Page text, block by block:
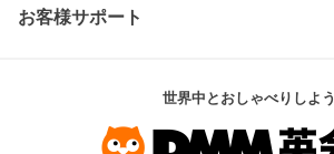
お客様サポート
世界中とおしゃべりしよう